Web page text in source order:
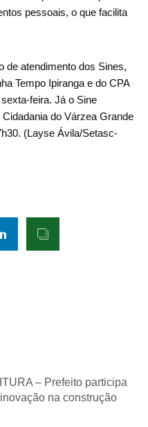
pessoais, o que facilita
de atendimento dos Sines,
Tempo Ipiranga e do CPA
feira. Já o Sine
do Várzea Grande
(Layse Ávila/Setasc-
– Prefeito participa
na construção